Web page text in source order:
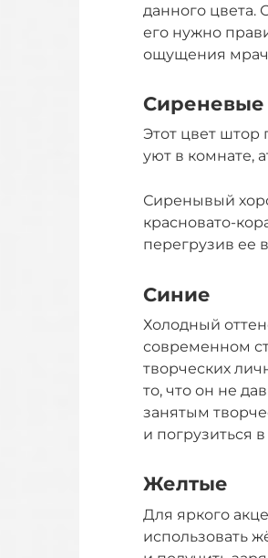
данного цвета.
его нужно
ощущения
Сиреневые
Этот цвет штор
уют в комнате,
Сиренывый
красновато-
перегрузив ее
Синие
Холодный
современном
творческих
то, что он не
занятым
и погрузиться
Желтые
Для яркого
использовать